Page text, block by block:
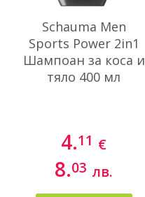
Schauma Men
Sports Power 2in1
Шампоан за коса и
тяло 400 мл
4.11 €
8.03 лв.